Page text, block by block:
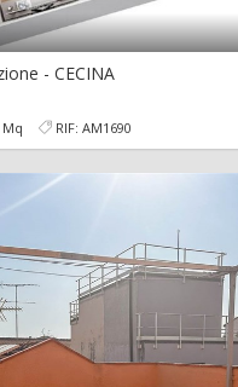
- CECINA
Mq RIF: AM1690